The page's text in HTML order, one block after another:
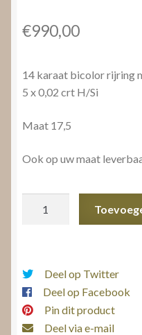
€990,00
14 karaat bicolor rijring
5 x 0,02 crt H/Si
Maat 17,5
Ook op uw maat
Deel op Twitter
Deel op Facebook
Pin dit product
Deel via e-mail